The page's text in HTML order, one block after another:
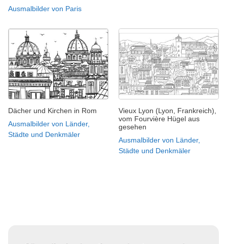
Ausmalbilder von Paris
Dächer und Kirchen in Rom
Ausmalbilder von Länder,
Städte und Denkmäler
Vieux Lyon (Lyon, Frankreich),
vom Fourvière Hügel aus
gesehen
Ausmalbilder von Länder,
Städte und Denkmäler